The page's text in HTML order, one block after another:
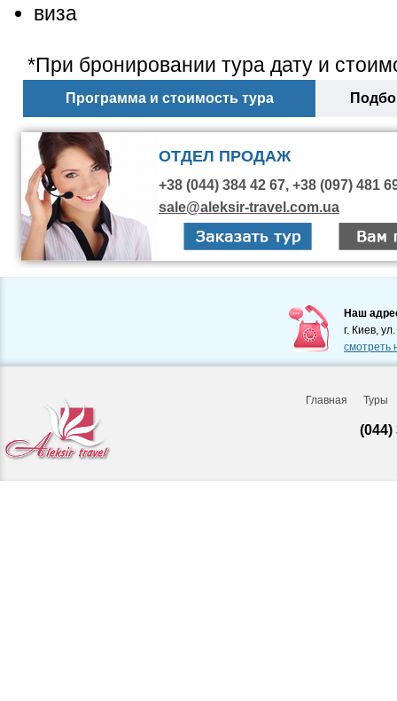
виза
*При бронировании тура дату и
Программа и стоимость тура
ОТДЕЛ ПРОДАЖ
+38 (044) 384 42 67, +38 (097) 481
sale@aleksir-travel.com.ua
Наш
г. Киев,
смотреть
Главная Туры
(044)